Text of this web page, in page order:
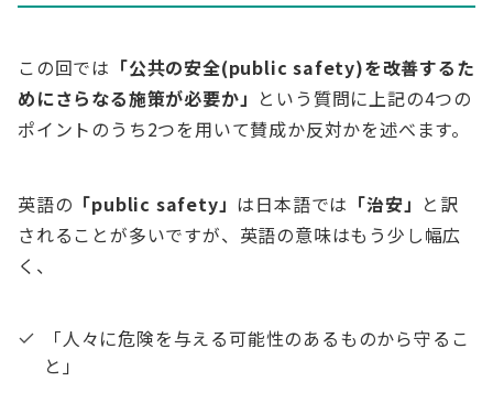
この回では 「公共の安全(public safety)を改善するた
めにさらなる施策が必要か」 という質問に上記の4つの
ポイントのうち2つを用いて賛成か反対かを述べます。
英語の 「public safety」 は日本語では 「治安」 と訳
されることが多いですが、英語の意味はもう少し幅広
く、
「人々に危険を与える可能性のあるものから守るこ
と」